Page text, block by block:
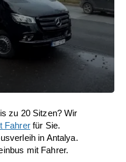
zu 20 Sitzen? Wir
Fahrerfür Sie.
in Antalya.
mit Fahrer.